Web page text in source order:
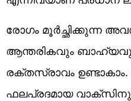
രോഗം മൂർച്ഛിക്കുന്ന
ആന്തരികവും
രക്തസ്രാവം
ഫലപ്രദമായ